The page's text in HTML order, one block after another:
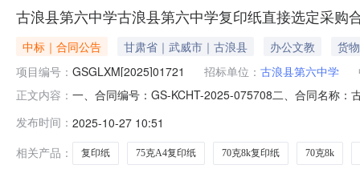
古浪县第六中学古浪县第六中学复印纸直接选定采购
中标｜合同公告 甘肃省｜武威市｜古浪县 办公文教
货物
项目编号： GSGLXM[2025]01721 招标单位： 古浪县第六中学
正文内容： 一、合同编号：GS-KCHT-2025-075708二、合同名称
式：13209358160六、合同主要信息主要标的：序号名
发布时间： 2025-10-27 10:51
相关产品：
复印纸 75克A4复印纸 70克8k复印纸 70克8k